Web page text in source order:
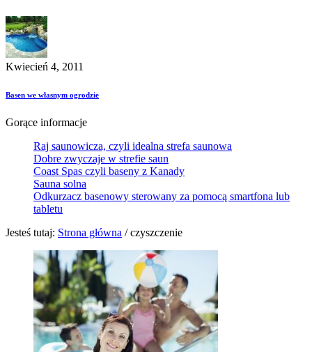
Kwiecień 4, 2011
Basen we własnym ogrodzie
Gorące informacje
Raj saunowicza, czyli idealna strefa saunowa
Dobre zwyczaje w strefie saun
Coast Spas czyli baseny z Kanady
Sauna solna
Odkurzacz basenowy sterowany za pomocą smartfona lub
tabletu
Jesteś tutaj: Strona główna /czyszczenie